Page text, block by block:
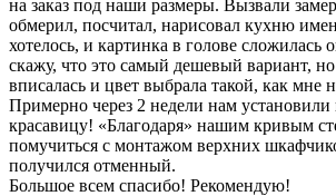
на заказ под наши размеры. Вызвали
обмерил, посчитал, нарисовал кухню
хотелось, и картинка в голове сложилась
скажу, что это самый дешевый вариант,
вписалась и цвет выбрала такой, как мне
Примерно через 2 недели нам
красавицу! «Благодаря» нашим кривым
помучиться с монтажом верхних
получился отменный.
Большое всем спасибо! Рекомендую!